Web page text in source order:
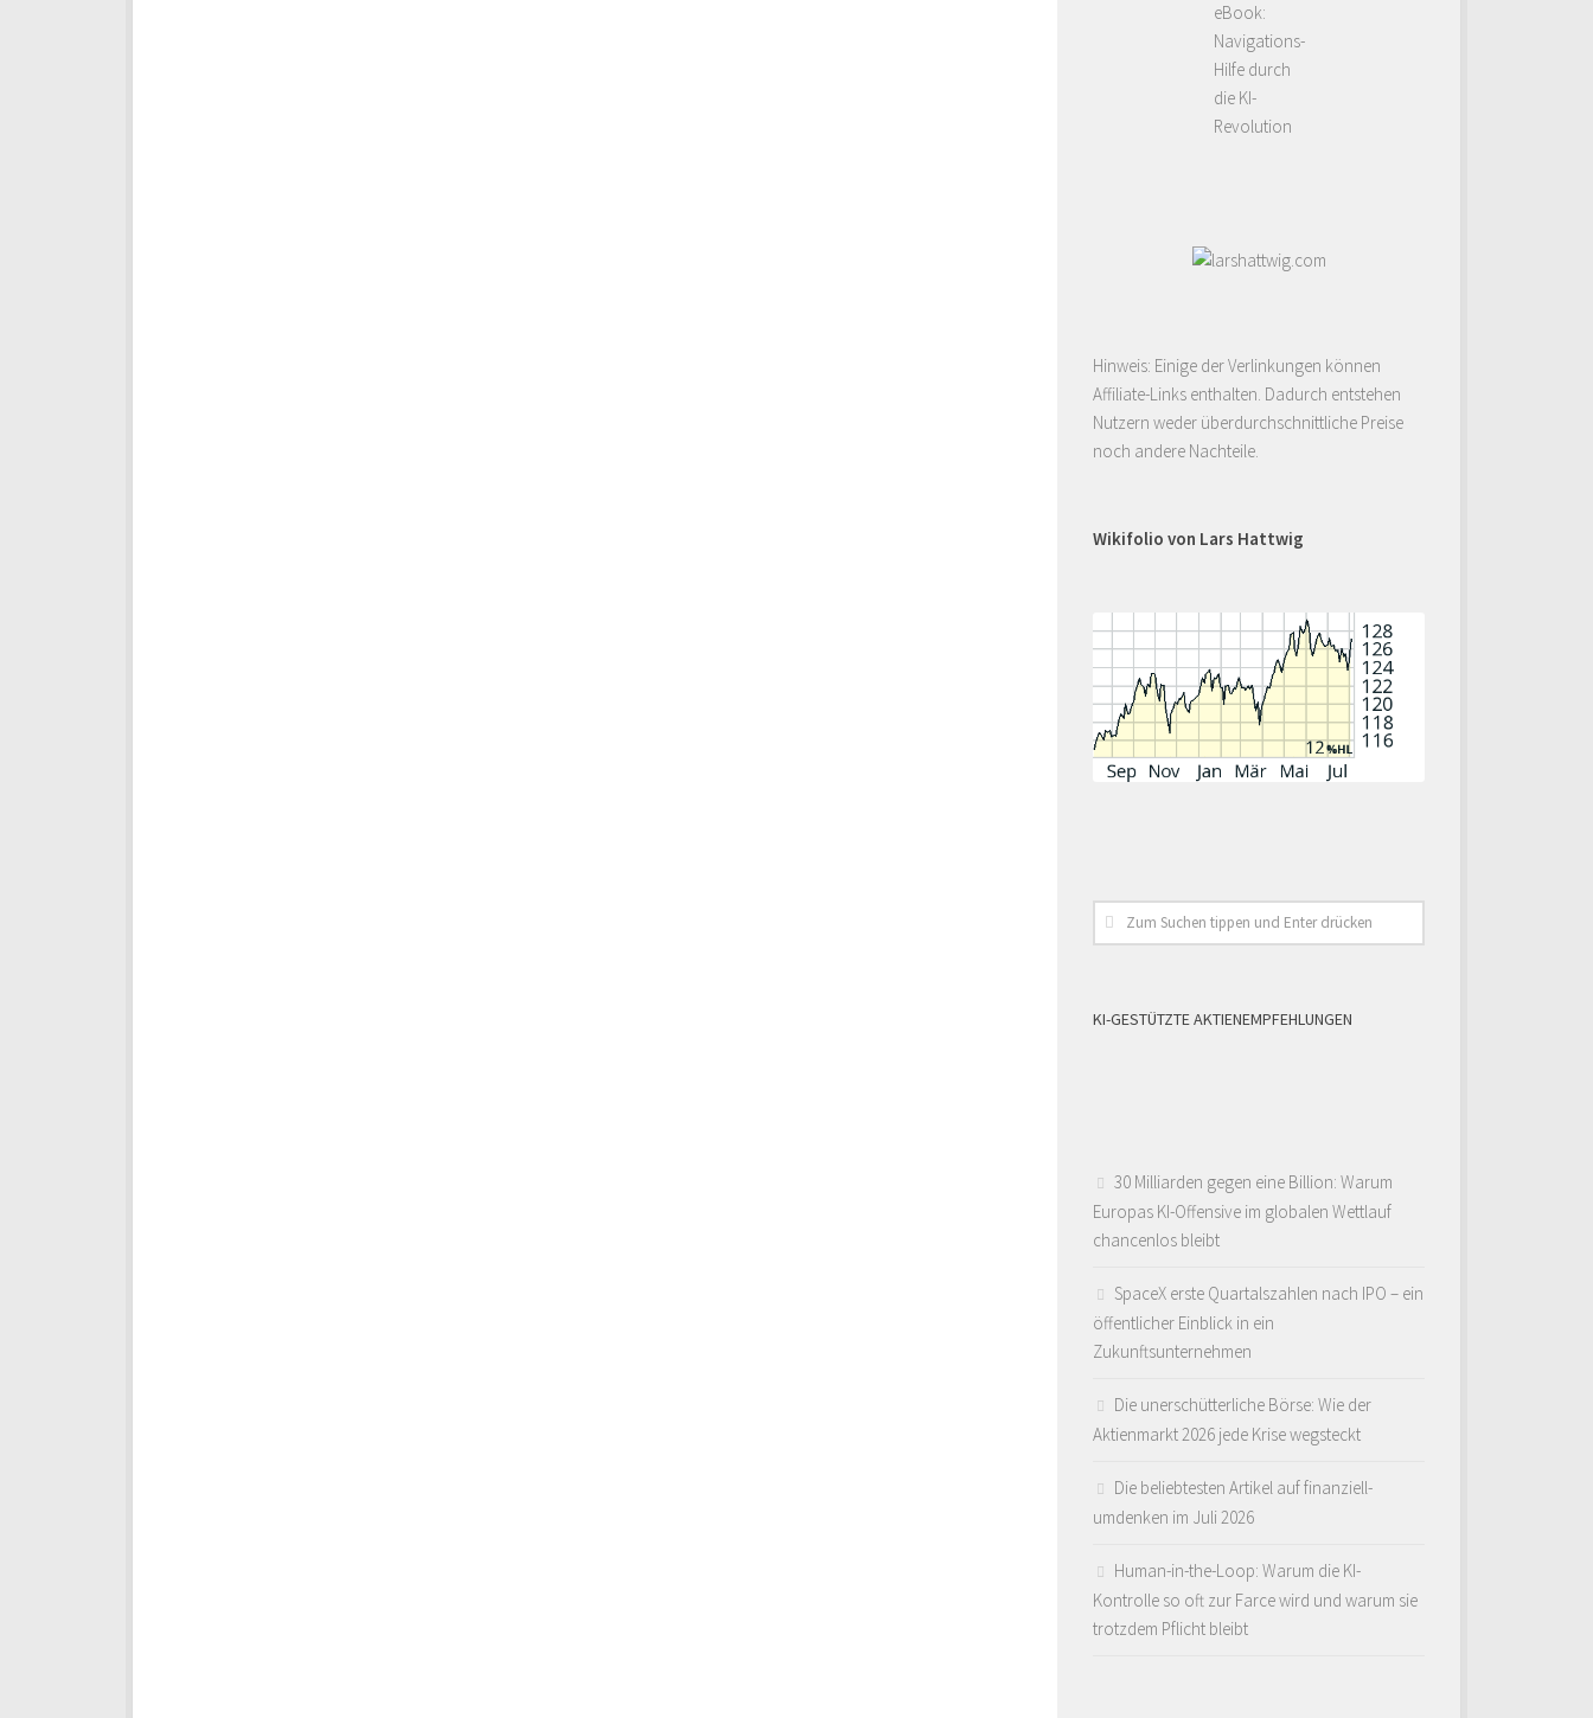
eBook:
Navigations-
Hilfe durch
die KI-
Revolution
Hinweis: Einige der Verlinkungen können
Affiliate-Links enthalten. Dadurch entstehen
Nutzern weder überdurchschnittliche Preise
noch andere Nachteile.
Wikifolio von Lars Hattwig
KI-GESTÜTZTE AKTIENEMPFEHLUNGEN
30 Milliarden gegen eine Billion: Warum
Europas KI-Offensive im globalen Wettlauf
chancenlos bleibt
SpaceX erste Quartalszahlen nach IPO – ein
öffentlicher Einblick in ein
Zukunftsunternehmen
Die unerschütterliche Börse: Wie der
Aktienmarkt 2026 jede Krise wegsteckt
Die beliebtesten Artikel auf finanziell-
umdenken im Juli 2026
Human-in-the-Loop: Warum die KI-
Kontrolle so oft zur Farce wird und warum sie
trotzdem Pflicht bleibt